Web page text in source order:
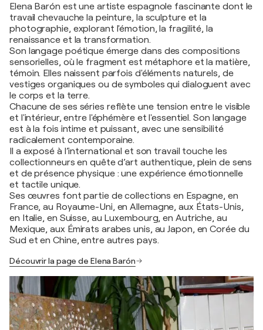
Elena Barón est une artiste espagnole fascinante dont le
travail chevauche la peinture, la sculpture et la
photographie, explorant l'émotion, la fragilité, la
renaissance et la transformation.
Son langage poétique émerge dans des compositions
sensorielles, où le fragment est métaphore et la matière,
témoin. Elles naissent parfois d'éléments naturels, de
vestiges organiques ou de symboles qui dialoguent avec
le corps et la terre.
Chacune de ses séries reflète une tension entre le visible
et l'intérieur, entre l'éphémère et l'essentiel. Son langage
est à la fois intime et puissant, avec une sensibilité
radicalement contemporaine.
Il a exposé à l’international et son travail touche les
collectionneurs en quête d’art authentique, plein de sens
et de présence physique : une expérience émotionnelle
et tactile unique.
Ses œuvres font partie de collections en Espagne, en
France, au Royaume-Uni, en Allemagne, aux États-Unis,
en Italie, en Suisse, au Luxembourg, en Autriche, au
Mexique, aux Émirats arabes unis, au Japon, en Corée du
Sud et en Chine, entre autres pays.
Découvrir la page de Elena Barón